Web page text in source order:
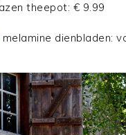
theepot: € 9.99
melamine dienbladen: